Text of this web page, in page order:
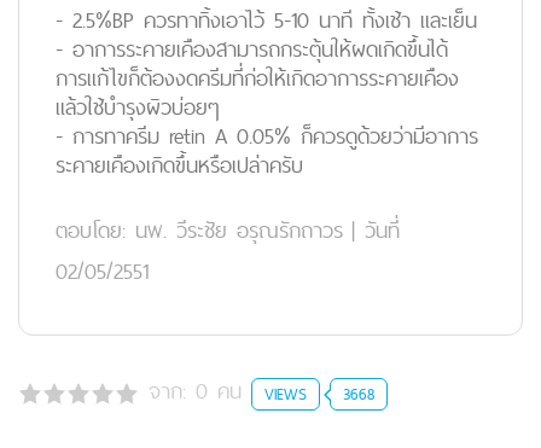
- 2.5%BP ควรทาทิ้งเอาไว้ 5-10 นาที ทั้งเช้า และเย็น
- อาการระคายเคืองสามารถกระตุ้นให้ผดเกิดขึ้นได้
การแก้ไขก็ต้องงดครีมที่ก่อให้เกิดอาการระคายเคือง
แล้วใช้บำรุงผิวบ่อยๆ
- การทาครีม retin A 0.05% ก็ควรดูด้วยว่ามีอาการ
ระคายเคืองเกิดขึ้นหรือเปล่าครับ
ตอบโดย: นพ. วีระชัย อรุณรักถาวร | วันที่
02/05/2551
จาก: 0 คน VIEWS 3668